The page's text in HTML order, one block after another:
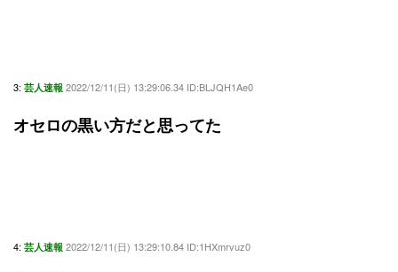
3: 芸人速報 2022/12/11(日) 13:29:06.34 ID:BLJQH1Ae0
オセロの黒い方だと思ってた
4: 芸人速報 2022/12/11(日) 13:29:10.84 ID:1HXmrvuz0